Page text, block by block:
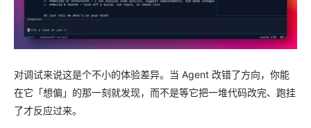
对调试来说这是个不小的体验差异。当 Agent 改错了方向，你能
在它「想偏」的那一刻就发现，而不是等它把一堆代码改完、跑挂
了才反应过来。